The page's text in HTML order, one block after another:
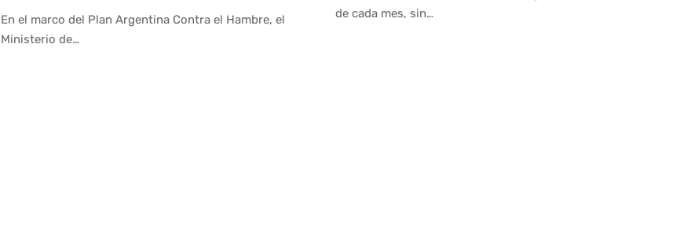
En el marco del Plan Argentina Contra el Hambre, el
Ministerio de…
de cada mes, sin…